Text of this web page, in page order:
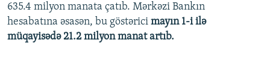
720p
635.4 milyon manata çatıb. Mərkəzi Bankın
hesabatına əsasən, bu göstərici mayın 1-i ilə
müqayisədə 21.2 milyon manat artıb.